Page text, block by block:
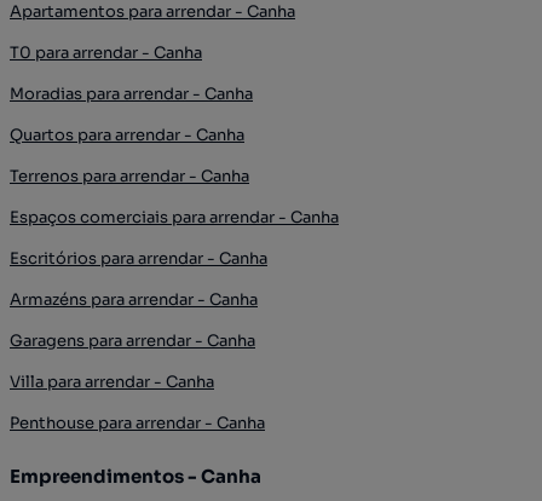
Apartamentos para arrendar - Canha
T0 para arrendar - Canha
Moradias para arrendar - Canha
Quartos para arrendar - Canha
Terrenos para arrendar - Canha
Espaços comerciais para arrendar - Canha
Escritórios para arrendar - Canha
Armazéns para arrendar - Canha
Garagens para arrendar - Canha
Villa para arrendar - Canha
Penthouse para arrendar - Canha
Empreendimentos - Canha